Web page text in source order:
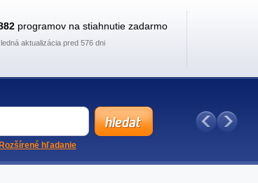
programov na stiahnutie zadarmo
aktualizácia pred 576 dni
Rozšírené hľadanie